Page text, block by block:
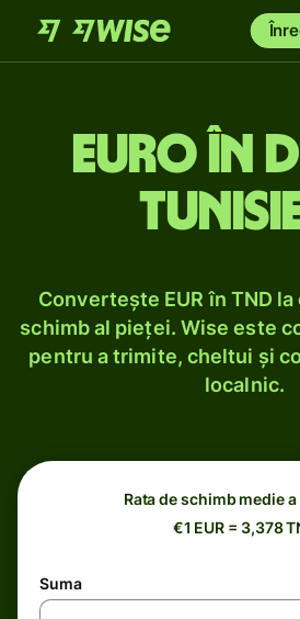
Euro în
Convertește EUR în TND
schimb al pieței. Wise este
pentru a trimite, cheltui și
localnic.
Rata de schimb medie
€1 EUR = 3,378
Suma